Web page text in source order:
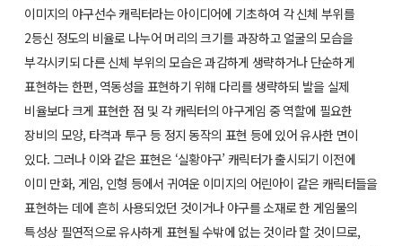
이미지의 야구선수 캐릭터라는 아이디어에 기초하여 각 신체 부위를
2등신 정도의 비율로 나누어 머리의 크기를 과장하고 얼굴의 모습을
부각시키되 다른 신체 부위의 모습은 과감하게 생략하거나 단순하게
표현하는 한편, 역동성을 표현하기 위해 다리를 생략하되 발을 실제
비율보다 크게 표현한 점 및 각 캐릭터의 야구게임 중 역할에 필요한
장비의 모양, 타격과 투구 등 정지 동작의 표현 등에 있어 유사한 면이
있다. 그러나 이와 같은 표현은 ‘실황야구’ 캐릭터가 출시되기 이전에
이미 만화, 게임, 인형 등에서 귀여운 이미지의 어린아이 같은 캐릭터들을
표현하는 데에 흔히 사용되었던 것이거나 야구를 소재로 한 게임물의
특성상 필연적으로 유사하게 표현될 수밖에 없는 것이라 할 것이므로,